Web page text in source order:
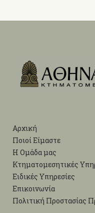
Αρχική
Ποιοί Είμαστε
Η Ομάδα μας
Κτηματομεσητικές
Ειδικές Υπηρεσίες
Επικοινωνία
Πολιτική Προστασίας